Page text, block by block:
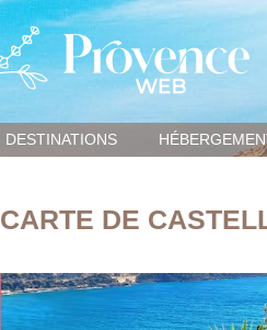
DESTINATIONS
CARTE DE